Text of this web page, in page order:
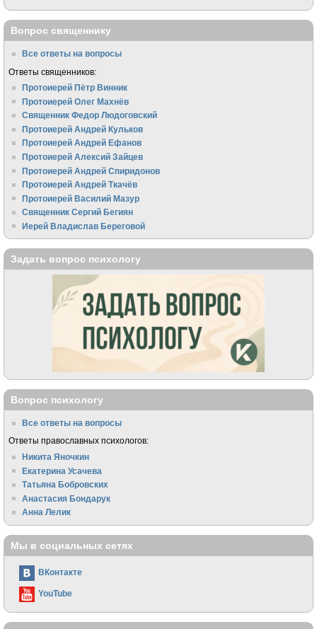
Вопрос священнику
Все ответы на вопросы
Ответы священников:
Протоиерей Пётр Винник
Протоиерей Олег Махнёв
Священник Федор Людоговский
Протоиерей Андрей Кульков
Протоиерей Андрей Ефанов
Протоиерей Алексий Зайцев
Протоиерей Андрей Спиридонов
Протоиерей Андрей Ткачёв
Протоиерей Василий Мазур
Священник Сергий Бегиян
Иерей Владислав Береговой
Задать вопрос психологу
Вопрос психологу
Все ответы на вопросы
Ответы православных психологов:
Никита Яночкин
Екатерина Усачева
Татьяна Бобровских
Анастасия Бондарук
Анна Лелик
Мы в социальных сетях
ВКонтакте
YouTube